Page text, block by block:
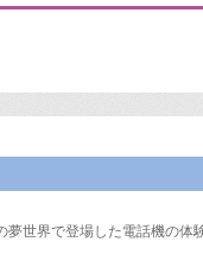
世界で登場した電話機の体